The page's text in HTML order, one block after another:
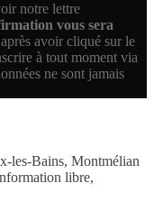
notre lettre
vous sera
avoir cliqué sur le
à tout moment via
ne sont jamais
les-Bains, Montmélian
libre,